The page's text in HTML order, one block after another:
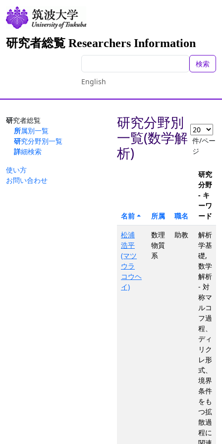
研究者総覧 Researchers Information
検索
English
研究者総覧
所属別一覧
研究分野別一覧
詳細検索
使い方
お問い合わせ
研究分野別
一覧(数学解
析)
件/ペー
ジ
名前 所属 職名
研究
分野
- キ
ーワ
ード
松浦
浩平
(マツ
ウラ
コウヘ
イ)
数理
物質
系
助教
解析
学基
礎,
数学
解析
- 対
称マ
ルコ
フ過
程、
ディ
リク
レ形
式、
境界
条件
をも
つ拡
散過
程に